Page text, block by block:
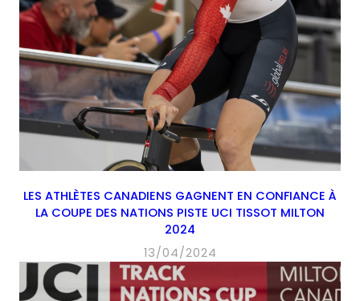
LES ATHLÈTES CANADIENS GAGNENT EN CONFIANCE À
LA COUPE DES NATIONS PISTE UCI TISSOT MILTON
2024
13/04/2024